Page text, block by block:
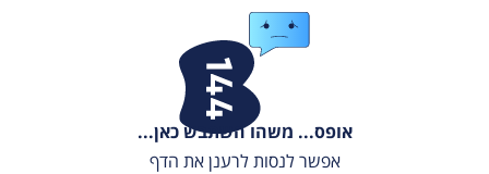
אופס... משהו השתבש כאן...
אפשר לנסות לרענן את הדף